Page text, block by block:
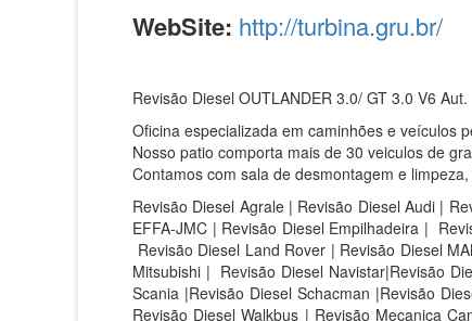
WebSite: http://turbina.gru.br/
Revisão Diesel OUTLANDER 3.0/ GT 3.0 V6 Aut.
Oficina especializada em caminhões e veículos
Nosso patio comporta mais de 30 veiculos de
Contamos com sala de desmontagem e
Revisão Diesel Agrale | Revisão Diesel Audi |
EFFA-JMC | Revisão Diesel Empilhadeira |
Revisão Diesel Land Rover | Revisão Diesel
Mitsubishi | Revisão Diesel Navistar|Revisão
Scania |Revisão Diesel Schacman |Revisão
Revisão Diesel Walkbus | Revisão Mecanica